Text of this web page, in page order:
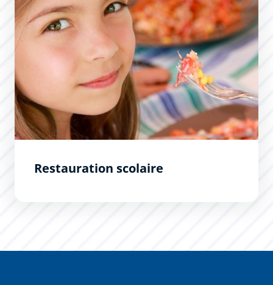
Restauration scolaire